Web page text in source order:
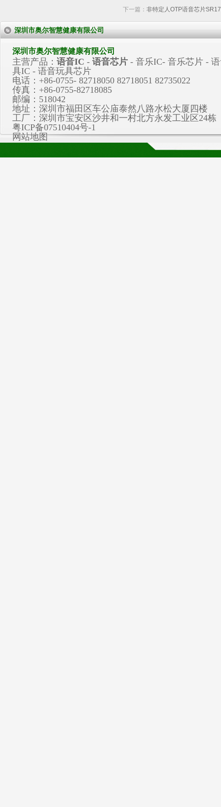
下一篇： 非特定人OTP语音芯片
深圳市奥尔智慧健康有限公司
深圳市奥尔智慧健康有限公司
主营产品： 语音IC - 语音芯片 - 音乐IC- 音乐芯片 -
具IC - 语音玩具芯片
电话：+86-0755- 82718050 82718051 82735022
传真：+86-0755-82718085
邮编：518042
地址：深圳市福田区车公庙泰然八路水松大厦四楼
工厂：深圳市宝安区沙井和一村北方永发工业区24栋
粤ICP备07510404号-1
网站地图